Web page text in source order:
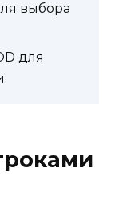
выбора
для